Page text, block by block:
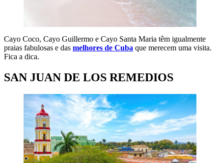
Cayo Coco, Cayo Guillermo e Cayo Santa Maria têm igualmente
praias fabulosas e das melhores de Cuba que merecem uma visita.
Fica a dica.
SAN JUAN DE LOS REMEDIOS